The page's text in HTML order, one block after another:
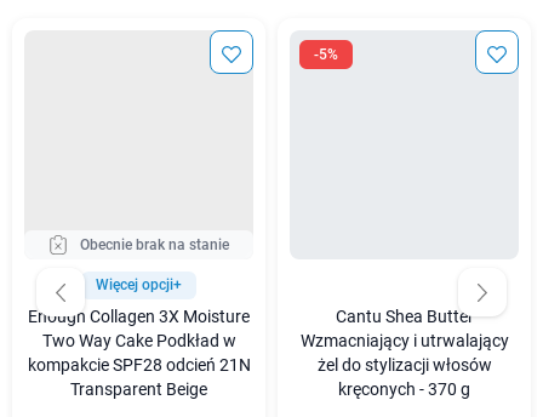
Obecnie brak na stanie
Więcej opcji+
Enough Collagen 3X Moisture
Two Way Cake Podkład w
kompakcie SPF28 odcień 21N
Transparent Beige
-5%
Cantu Shea Butter
Wzmacniający i utrwalający
żel do stylizacji włosów
kręconych - 370 g